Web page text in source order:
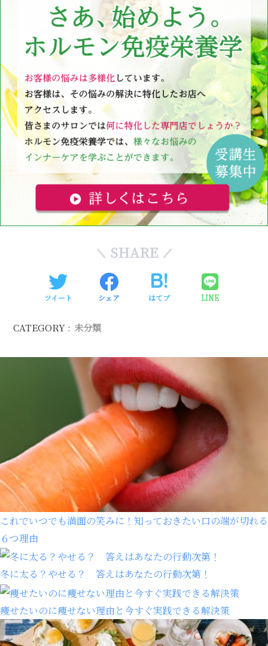
SHARE
ツイート シェア はてブ LINE
CATEGORY : 未分類
これでいつでも満面の笑みに！知っておきたい口の端が切れる
６つ理由
冬に太る？やせる？ 答えはあなたの行動次第！
痩せたいのに痩せない理由と今すぐ実践できる解決策